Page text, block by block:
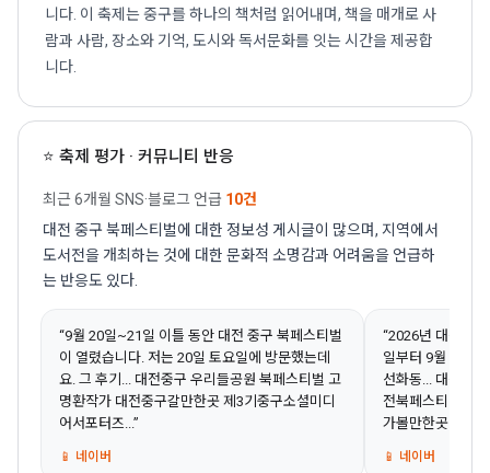
니다. 이 축제는 중구를 하나의 책처럼 읽어내며, 책을 매개로 사
람과 사람, 장소와 기억, 도시와 독서문화를 잇는 시간을 제공합
니다.
⭐ 축제 평가 · 커뮤니티 반응
최근 6개월 SNS·블로그 언급 10건
대전 중구 북페스티벌에 대한 정보성 게시글이 많으며, 지역에서
도서전을 개최하는 것에 대한 문화적 소명감과 어려움을 언급하
는 반응도 있다.
“9월 20일~21일 이틀 동안 대전 중구 북페스티벌
이 열렸습니다. 저는 20일 토요일에 방문했는데
요. 그 후기... 대전중구 우리들공원 북페스티벌 고
명환작가 대전중구갈만한곳 제3기중구소셜미디
어서포터즈...”
📱 네이버
“2026년 대전 중
일부터 9월 13일
선화동... 대전 여
전북페스티벌 선
가볼만한곳...”
📱 네이버